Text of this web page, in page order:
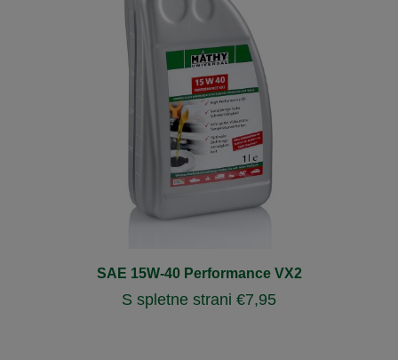
SAE 15W-40 Performance VX2
S spletne strani €7,95